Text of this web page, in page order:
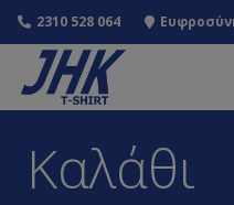
2310 528 064
Καλάθι